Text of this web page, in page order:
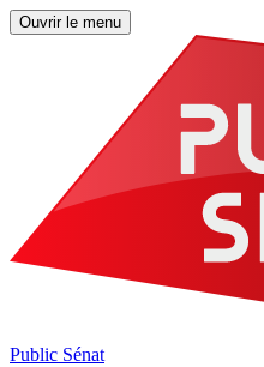
Ouvrir le menu
Public Sénat